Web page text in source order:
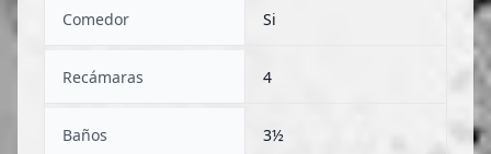
Comedor Si
Recámaras 4
Baños 3½